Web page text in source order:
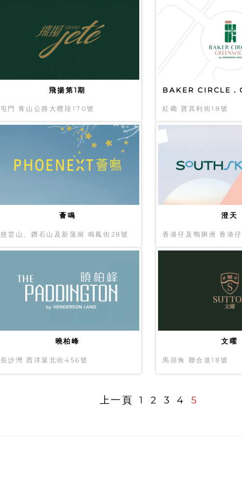
飛揚第1期
屯門 青山公路大欖段170號
BAKER CIRCLE．
紅磡 寶其利街18號
薈鳴
慈雲山、鑽石山及新蒲崗 鳴鳳街28號
澄天
香港仔及鴨脷洲 香港
曉柏峰
長沙灣 西洋菜北街456號
文曜
馬頭角 聯合道18號
上一頁 1 2 3 4 5